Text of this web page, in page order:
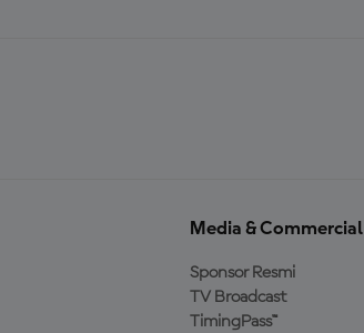
Media & Commercial
Sponsor Resmi
TV Broadcast
TimingPass™